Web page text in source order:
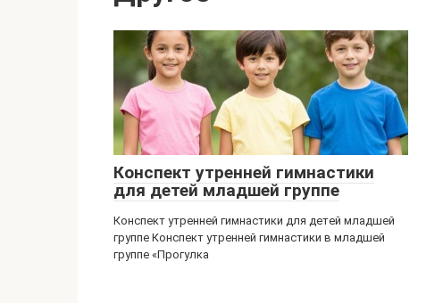
Конспект утренней гимнастики
для детей младшей группе
Конспект утренней гимнастики для детей младшей
группе Конспект утренней гимнастики в младшей
группе «Прогулка